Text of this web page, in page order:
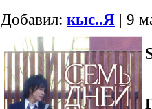
Добавил: кыс..Я | 9